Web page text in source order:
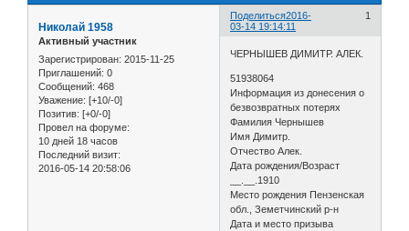
Поделиться 1
2016-
03-14 19:14:11
Николай 1958
Активный участник
Зарегистрирован: 2015-11-25
Приглашений: 0
Сообщений: 468
Уважение: [+10/-0]
Позитив: [+0/-0]
Провел на форуме:
10 дней 18 часов
Последний визит:
2016-05-14 20:58:06
ЧЕРНЫШЕВ ДИМИТР. АЛЕК.
51938064
Информация из донесения о
безвозвратных потерях
Фамилия Чернышев
Имя Димитр.
Отчество Алек.
Дата рождения/Возраст
__.__.1910
Место рождения Пензенская
обл., Земетчинский р-н
Дата и место призыва